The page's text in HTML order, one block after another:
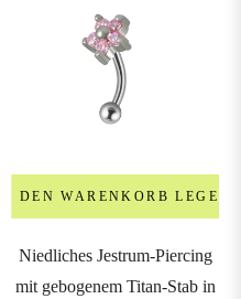
IN DEN WARENKORB LEGEN
Niedliches Jestrum-Piercing
mit gebogenem Titan-Stab in